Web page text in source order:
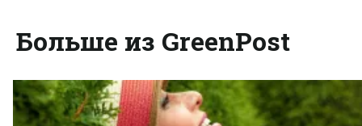
Больше из GreenPost